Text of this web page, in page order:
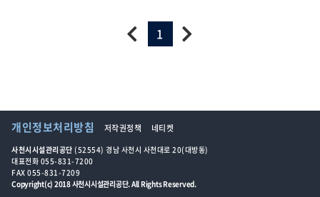
1
개인정보처리방침 저작권정책 네티켓
사천시시설관리공단 (52554) 경남 사천시 사천대로 20(대방동)
대표전화 055-831-7200
FAX 055-831-7209
Copyright(c) 2018 사천시시설관리공단. All Rights Reserved.